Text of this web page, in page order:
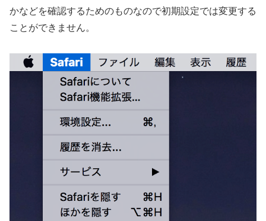
かなどを確認するためのものなので初期設定では変更する
ことができません。